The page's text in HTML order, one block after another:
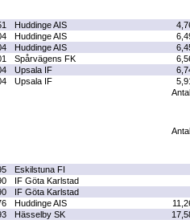
Huddinge AIS
Huddinge AIS
Huddinge AIS
Spårvägens FK
Upsala IF
Upsala IF
Eskilstuna FI
IF Göta Karlstad
IF Göta Karlstad
Huddinge AIS
Hässelby SK